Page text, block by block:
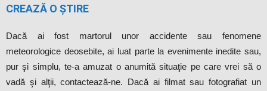
CREAZĂ O ȘTIRE
Dacă ai fost martorul unor accidente sau fenomene
meteorologice deosebite, ai luat parte la evenimente inedite sau,
pur şi simplu, te-a amuzat o anumită situaţie pe care vrei să o
vadă şi alţii, contactează-ne. Dacă ai filmat sau fotografiat un